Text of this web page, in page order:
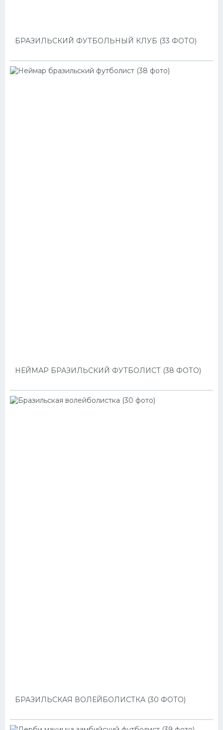
БРАЗИЛЬСКИЙ ФУТБОЛЬНЫЙ КЛУБ (33 ФОТО)
НЕЙМАР БРАЗИЛЬСКИЙ ФУТБОЛИСТ (38 ФОТО)
БРАЗИЛЬСКАЯ ВОЛЕЙБОЛИСТКА (30 ФОТО)